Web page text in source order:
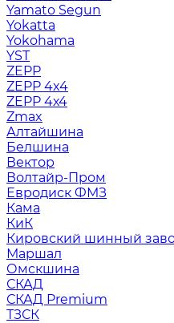
Yamato Segun
Yokatta
Yokohama
YST
ZEPP
ZEPP 4x4
ZEPP 4х4
Zmax
Алтайшина
Белшина
Вектор
Волтайр-Пром
Евродиск ФМЗ
Кама
КиК
Кировский шинный
Маршал
Омскшина
СКАД
СКАД Premium
ТЗСК